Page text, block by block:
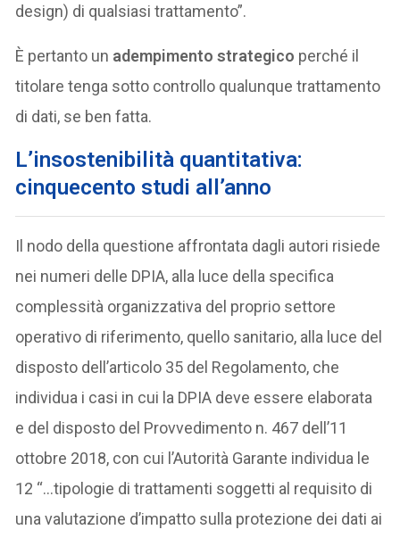
design) di qualsiasi trattamento”.
È pertanto un adempimento strategico perché il
titolare tenga sotto controllo qualunque trattamento
di dati, se ben fatta.
L’insostenibilità quantitativa:
cinquecento studi all’anno
Il nodo della questione affrontata dagli autori risiede
nei numeri delle DPIA, alla luce della specifica
complessità organizzativa del proprio settore
operativo di riferimento, quello sanitario, alla luce del
disposto dell’articolo 35 del Regolamento, che
individua i casi in cui la DPIA deve essere elaborata
e del disposto del Provvedimento n. 467 dell’11
ottobre 2018, con cui l’Autorità Garante individua le
12 “…tipologie di trattamenti soggetti al requisito di
una valutazione d’impatto sulla protezione dei dati ai